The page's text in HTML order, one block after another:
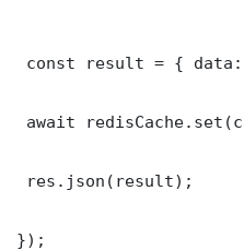
const result = {
await
res.json(result);
});